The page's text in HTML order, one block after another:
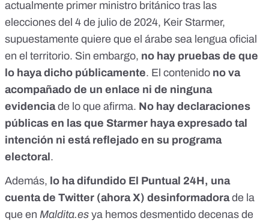
actualmente primer ministro británico tras las
elecciones del 4 de julio de 2024, Keir Starmer,
supuestamente quiere que el árabe sea lengua oficial
en el territorio. Sin embargo, no hay pruebas de que
lo haya dicho públicamente. El contenido no va
acompañado de un enlace ni de ninguna
evidenciade lo que afirma. No hay declaraciones
públicas en las que Starmer haya expresado tal
intención ni está reflejado en su programa
electoral.
Además, lo ha difundido El Puntual 24H, una
cuenta de Twitter (ahora X) desinformadorade la
que en Maldita.es ya hemos desmentido decenas de